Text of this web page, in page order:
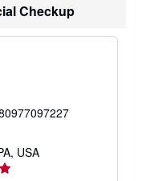
Checkup
USA